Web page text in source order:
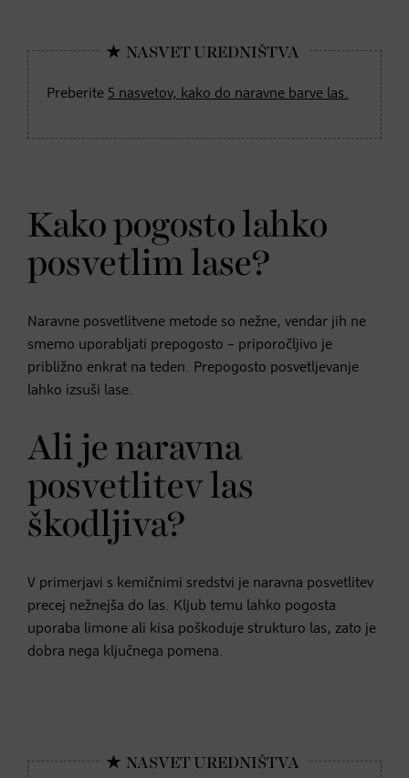
Preberite 5 nasvetov, kako do naravne barve las.
Kako pogosto lahko
posvetlim lase?
Naravne posvetlitvene metode so nežne, vendar jih ne
smemo uporabljati prepogosto – priporočljivo je
približno enkrat na teden. Prepogosto posvetljevanje
lahko izsuši lase.
Ali je naravna
posvetlitev las
škodljiva?
V primerjavi s kemičnimi sredstvi je naravna posvetlitev
precej nežnejša do las. Kljub temu lahko pogosta
uporaba limone ali kisa poškoduje strukturo las, zato je
dobra nega ključnega pomena.